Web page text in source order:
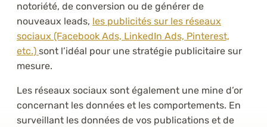
notoriété, de conversion ou de générer de
nouveaux leads, les publicités sur les réseaux
sociaux (Facebook Ads, LinkedIn Ads, Pinterest,
etc.) sont l’idéal pour une stratégie publicitaire sur
mesure.
Les réseaux sociaux sont également une mine d’or
concernant les données et les comportements. En
surveillant les données de vos publications et de